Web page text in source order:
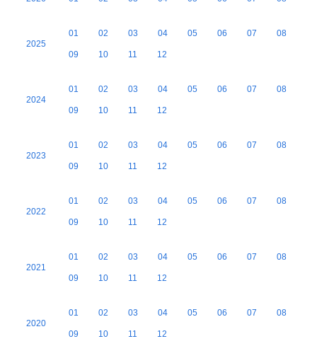
2025
01 02 03 04 05 06 07 08
09 10 11 12
2024
01 02 03 04 05 06 07 08
09 10 11 12
2023
01 02 03 04 05 06 07 08
09 10 11 12
2022
01 02 03 04 05 06 07 08
09 10 11 12
2021
01 02 03 04 05 06 07 08
09 10 11 12
2020
01 02 03 04 05 06 07 08
09 10 11 12